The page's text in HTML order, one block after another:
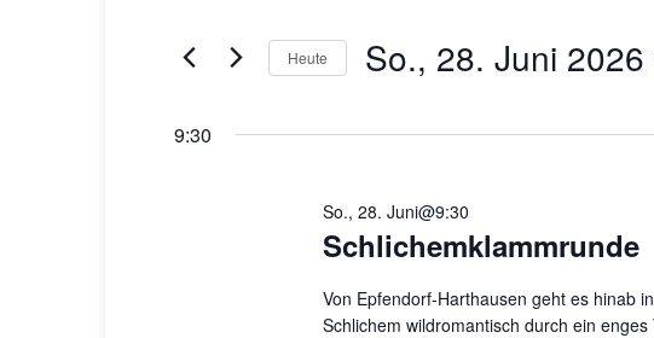
Ansichten,
nach
Heute So., 28. Juni 2026
9:30
Schlichemklammrunde
So., 28. Juni@9:30
Von Epfendorf-Harthausen geht es hinab
Schlichem wildromantisch durch ein